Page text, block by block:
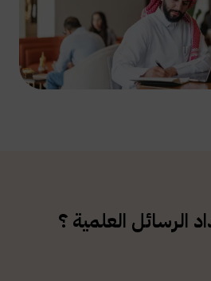
الرسائل العلمية ؟